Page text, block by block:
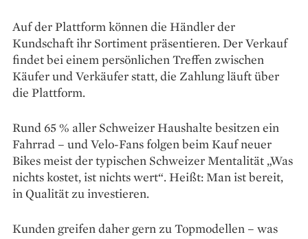
Auf der Plattform können die Händler der
Kundschaft ihr Sortiment präsentieren. Der Ver­kauf
findet bei einem persön­lichen Treffen zwischen
Käufer und Verkäufer statt, die Zahlung läuft über
die Plattform.
Rund 65 % aller Schweizer Haushalte besitzen ein
Fahrrad – und Velo-Fans folgen beim Kauf neuer
Bikes meist der typischen Schweizer Mentalität „Was
nichts kostet, ist nichts wert“. Heißt: Man ist bereit,
in Qualität zu investieren.
Kunden greifen daher gern zu Topmodellen – was